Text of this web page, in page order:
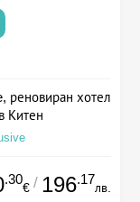
реновиран хотел
Китен
.30
€ / 196.17
лв.